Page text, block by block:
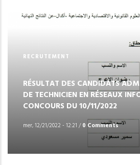
RECRUTEMENT
RÉSULTAT DES CANDIDATS
DE TECHNICIEN EN RÉSEAUX
CONCOURS DU 10/11/2022
mer, 12/21/2022 - 12:21 /0 Comments